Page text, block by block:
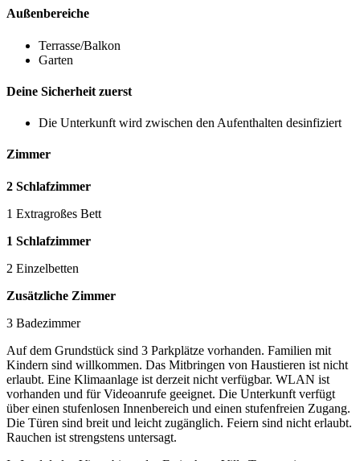
Außenbereiche
Terrasse/Balkon
Garten
Deine Sicherheit zuerst
Die Unterkunft wird zwischen den Aufenthalten desinfiziert
Zimmer
2 Schlafzimmer
1 Extragroßes Bett
1 Schlafzimmer
2 Einzelbetten
Zusätzliche Zimmer
3 Badezimmer
Auf dem Grundstück sind 3 Parkplätze vorhanden. Familien mit
Kindern sind willkommen. Das Mitbringen von Haustieren ist nicht
erlaubt. Eine Klimaanlage ist derzeit nicht verfügbar. WLAN ist
vorhanden und für Videoanrufe geeignet. Die Unterkunft verfügt
über einen stufenlosen Innenbereich und einen stufenfreien Zugang.
Die Türen sind breit und leicht zugänglich. Feiern sind nicht erlaubt.
Rauchen ist strengstens untersagt.